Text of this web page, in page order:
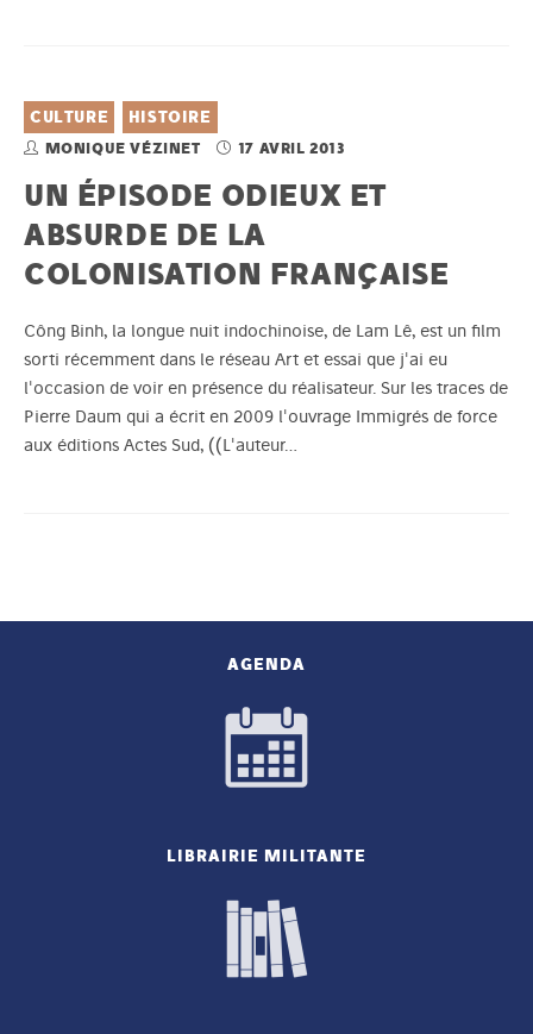
CULTURE HISTOIRE
MONIQUE VÉZINET 17 AVRIL 2013
UN ÉPISODE ODIEUX ET
ABSURDE DE LA
COLONISATION FRANÇAISE
Công Binh, la longue nuit indochinoise, de Lam Lê, est un film
sorti récemment dans le réseau Art et essai que j'ai eu
l'occasion de voir en présence du réalisateur. Sur les traces de
Pierre Daum qui a écrit en 2009 l'ouvrage Immigrés de force
aux éditions Actes Sud, ((L'auteur…
AGENDA
LIBRAIRIE MILITANTE